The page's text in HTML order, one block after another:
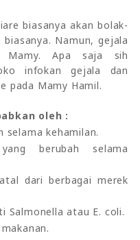
biasanya akan bolak-
Namun, gejala
Apa saja sih
infokan gejala dan
pada Mamy Hamil.
oleh :
selama kehamilan.
berubah selama
dari berbagai merek
Salmonella atau E. coli.